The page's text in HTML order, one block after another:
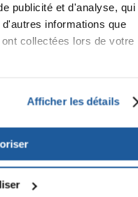
publicité et d'analyse, qui
informations que
collectées lors de votre
Afficher les détails